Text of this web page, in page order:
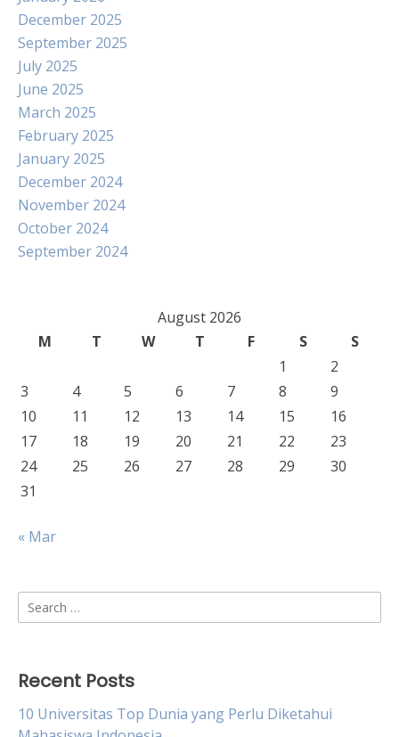
December 2025
September 2025
July 2025
June 2025
March 2025
February 2025
January 2025
December 2024
November 2024
October 2024
September 2024
August 2026
M
T W T F S
S
1
2
3
4 5 6 7 8
9
10
11 12 13 14 15
16
17
18 19 20 21 22
23
24
25 26 27 28 29
30
31
« Mar
Search
for:
Recent Posts
10 Universitas Top Dunia yang Perlu Diketahui